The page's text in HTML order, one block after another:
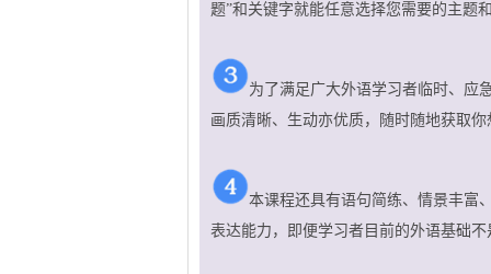
题”和关键字就能任意选择您需要的主题
为了满足广大外语学习者临时、应
画质清晰、生动亦优质，随时随地获取你
本课程还具有语句简练、情景丰富
表达能力，即便学习者目前的外语基础